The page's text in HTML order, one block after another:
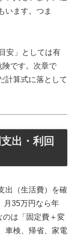
います。つま
安」としては有
険です。次章で
計算式に落として
出・利回
出（生活費）を確
月35万円なら年
のは「固定費＋変
車検、帰省、家電